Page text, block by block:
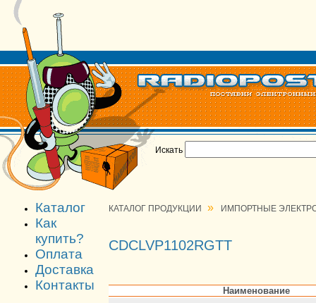
Искать
Каталог
Как
купить?
Оплата
Доставка
Контакты
КАТАЛОГ ПРОДУКЦИИ » ИМПОРТНЫЕ
CDCLVP1102RGTT
Наименование